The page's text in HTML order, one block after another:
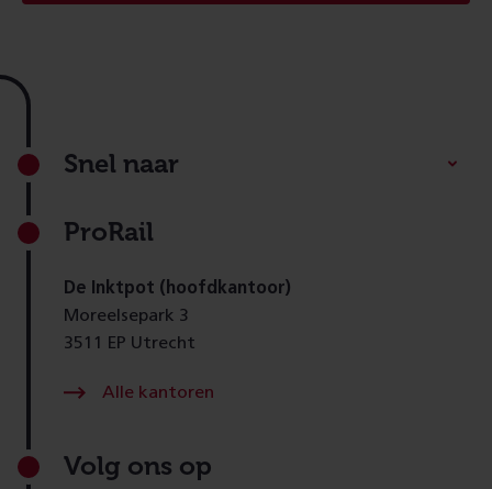
Footer
Snel naar
ProRail
De Inktpot (hoofdkantoor)
Moreelsepark 3
3511 EP Utrecht
Alle kantoren
Volg ons op